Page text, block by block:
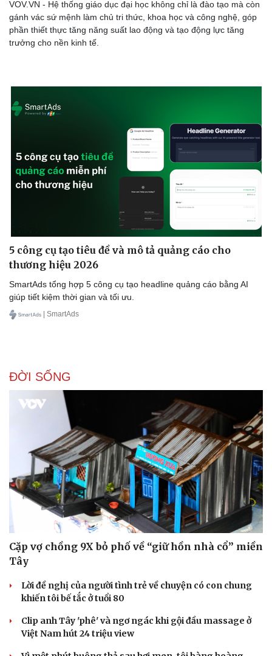
Sức khỏe
Nhi khoa
Nam khoa
Làm đẹp - giảm cân
Ăn sạch sống khỏe
Đời sống
Nhà đẹp
Blog
Tình yêu - Gia đình
VOV.VN - Hệ thống giáo dục đại học không chỉ là đào tạo mà còn
gánh vác sứ mệnh làm chủ tri thức, khoa học và công nghệ, góp
phần thiết thực tăng năng suất lao động và tạo động lực tăng
trưởng cho nền kinh tế.
5 công cụ tạo tiêu đề và mô tả quảng cáo cho
thương hiệu 2026
SmartAds tổng hợp 5 công cụ tạo headline quảng cáo bằng AI
giúp tiết kiệm thời gian và tối ưu.
| SmartAds
ĐỜI SỐNG
Cặp vợ chồng 9X bỏ phố về “giữ hồn nhà cổ” miền
Tây
Lời đề nghị của người tình trẻ về chuyện có con chung
khiến tôi bế tắc ở tuổi 80
Clip anh Tây 'phê' và ngơ ngác khi gội đầu massage ở
Việt Nam hút 24 triệu view